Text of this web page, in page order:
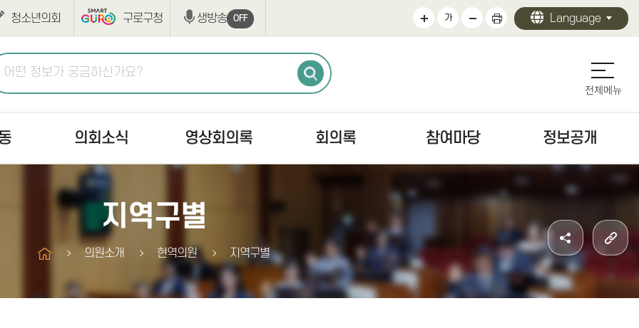
청소년의회 구로구청 생방송 OFF 가 Language
의회소식
공지사항
고시/공고
의사일정
조례·규칙입법예고
영상회의록
본회의
상임위원회
구정질문
회의록
구정질문
부록검색
참여마당
청원/진정 안내
주민조례청구안내
방청·견학
정보공개
정보공개 안내
의원 활동
의회 사무
전체메뉴
지역구별
의원소개 현역의원 지역구별